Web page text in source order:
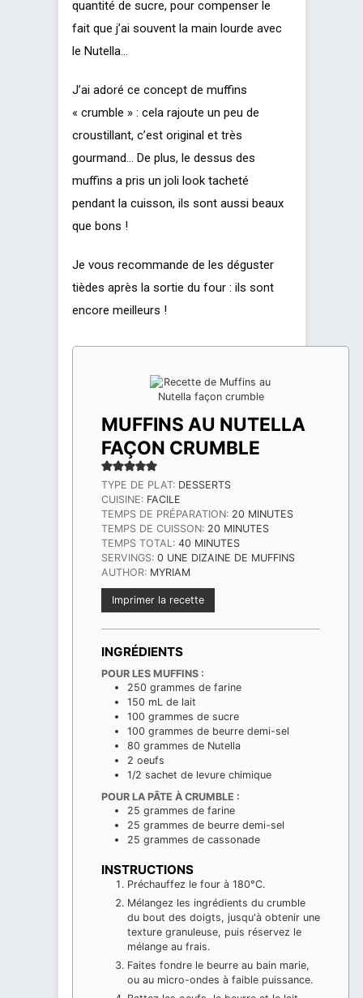
quantité de sucre, pour compenser le
fait que j’ai souvent la main lourde avec
le Nutella…
J’ai adoré ce concept de muffins
« crumble » : cela rajoute un peu de
croustillant, c’est original et très
gourmand… De plus, le dessus des
muffins a pris un joli look tacheté
pendant la cuisson, ils sont aussi beaux
que bons !
Je vous recommande de les déguster
tièdes après la sortie du four : ils sont
encore meilleurs !
MUFFINS AU NUTELLA
FAÇON CRUMBLE
TYPE DE PLAT: DESSERTS
CUISINE: FACILE
TEMPS DE PRÉPARATION: 20 MINUTES
MINUTES
TEMPS DE CUISSON: 20 MINUTES
MINUTES
TEMPS TOTAL: 40 MINUTES
MINUTES
SERVINGS: 0 UNE DIZAINE DE MUFFINS
AUTHOR: MYRIAM
Imprimer la recette
INGRÉDIENTS
POUR LES MUFFINS :
250 grammes de farine
150 mL de lait
100 grammes de sucre
100 grammes de beurre demi-sel
80 grammes de Nutella
2 oeufs
1/2 sachet de levure chimique
POUR LA PÂTE À CRUMBLE :
25 grammes de farine
25 grammes de beurre demi-sel
25 grammes de cassonade
INSTRUCTIONS
Préchauffez le four à 180°C.
Mélangez les ingrédients du crumble
du bout des doigts, jusqu'à obtenir une
texture granuleuse, puis réservez le
mélange au frais.
Faites fondre le beurre au bain marie,
ou au micro-ondes à faible puissance.